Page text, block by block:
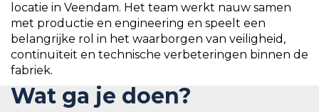
locatie in Veendam. Het team werkt nauw samen
met productie en engineering en speelt een
belangrijke rol in het waarborgen van veiligheid,
continuïteit en technische verbeteringen binnen de
fabriek.
Wat ga je doen?